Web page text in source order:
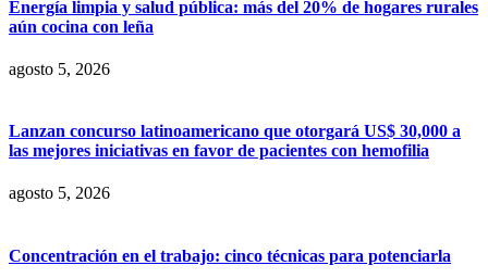
Energía limpia y salud pública: más del 20% de hogares rurales
aún cocina con leña
agosto 5, 2026
Lanzan concurso latinoamericano que otorgará US$ 30,000 a
las mejores iniciativas en favor de pacientes con hemofilia
agosto 5, 2026
Concentración en el trabajo: cinco técnicas para potenciarla